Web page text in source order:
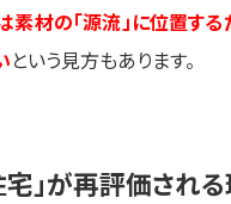
材の「源流」に位置する
という見方もあります。
宅」が再評価され